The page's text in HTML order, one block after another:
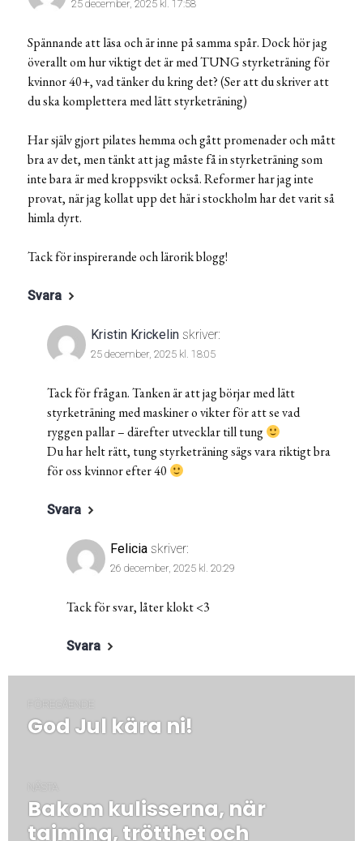
25 december, 2025 kl. 17:58
Spännande att läsa och är inne på samma spår. Dock hör jag
överallt om hur viktigt det är med TUNG styrketräning för
kvinnor 40+, vad tänker du kring det? (Ser att du skriver att
du ska komplettera med lätt styrketräning)
Har själv gjort pilates hemma och gått promenader och mått
bra av det, men tänkt att jag måste få in styrketräning som
inte bara är med kroppsvikt också. Reformer har jag inte
provat, när jag kollat upp det här i stockholm har det varit så
himla dyrt.
Tack för inspirerande och lärorik blogg!
Svara
Kristin Krickelin skriver:
25 december, 2025 kl. 18:05
Tack för frågan. Tanken är att jag börjar med lätt
styrketräning med maskiner o vikter för att se vad
ryggen pallar – därefter utvecklar till tung
Du har helt rätt, tung styrketräning sägs vara riktigt bra
för oss kvinnor efter 40
Svara
Felicia skriver:
26 december, 2025 kl. 20:29
Tack för svar, låter klokt <3
Svara
FÖREGÅENDE
Föregående
God Jul kära ni!
NÄSTA
Nästa
post:
Bakom kulisserna, när
tajming, trötthet och